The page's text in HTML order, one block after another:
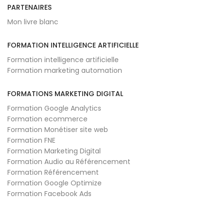
PARTENAIRES
Mon livre blanc
FORMATION INTELLIGENCE ARTIFICIELLE
Formation intelligence artificielle
Formation marketing automation
FORMATIONS MARKETING DIGITAL
Formation Google Analytics
Formation ecommerce
Formation Monétiser site web
Formation FNE
Formation Marketing Digital
Formation Audio au Référencement
Formation Référencement
Formation Google Optimize
Formation Facebook Ads